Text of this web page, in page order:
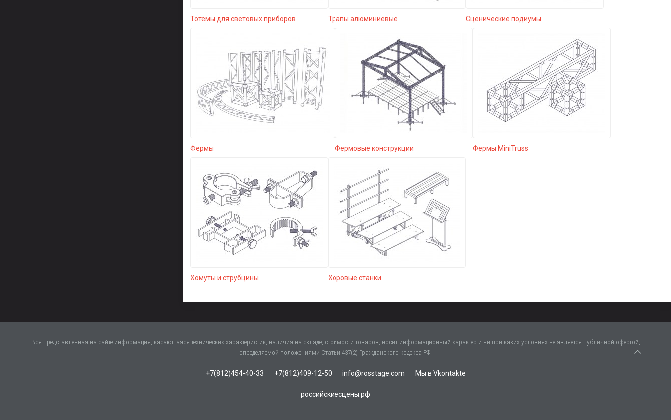
Тотемы для световых приборов Трапы алюминиевые Сценические подиумы
Фермы Фермовые конструкции Фермы MiniTruss
Хомуты и струбцины Хоровые станки
Вся представленная на сайте информация, касающаяся технических характеристик, наличия на складе, стоимости товаров, носит информационный характер и ни при каких условиях не является публичной офертой,
определяемой положениями Статьи 437(2) Гражданского кодекса РФ.
+7(812)454-40-33 +7(812)409-12-50 info@rosstage.com Мы в Vkontakte
российскиесцены.рф